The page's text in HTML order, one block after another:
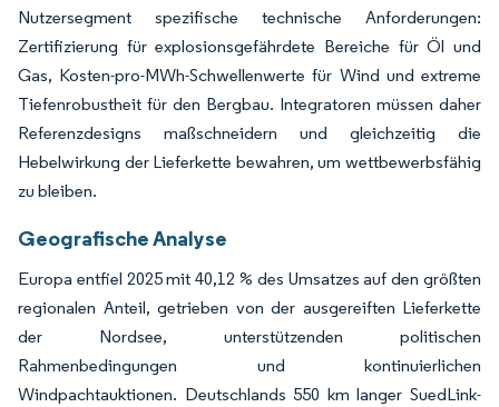
Nutzersegment spezifische technische Anforderungen:
Zertifizierung für explosionsgefährdete Bereiche für Öl und
Gas, Kosten-pro-MWh-Schwellenwerte für Wind und extreme
Tiefenrobustheit für den Bergbau. Integratoren müssen daher
Referenzdesigns maßschneidern und gleichzeitig die
Hebelwirkung der Lieferkette bewahren, um wettbewerbsfähig
zu bleiben.
Geografische Analyse
Europa entfiel 2025 mit 40,12 % des Umsatzes auf den größten
regionalen Anteil, getrieben von der ausgereiften Lieferkette
der Nordsee, unterstützenden politischen
Rahmenbedingungen und kontinuierlichen
Windpachtauktionen. Deutschlands 550 km langer SuedLink-